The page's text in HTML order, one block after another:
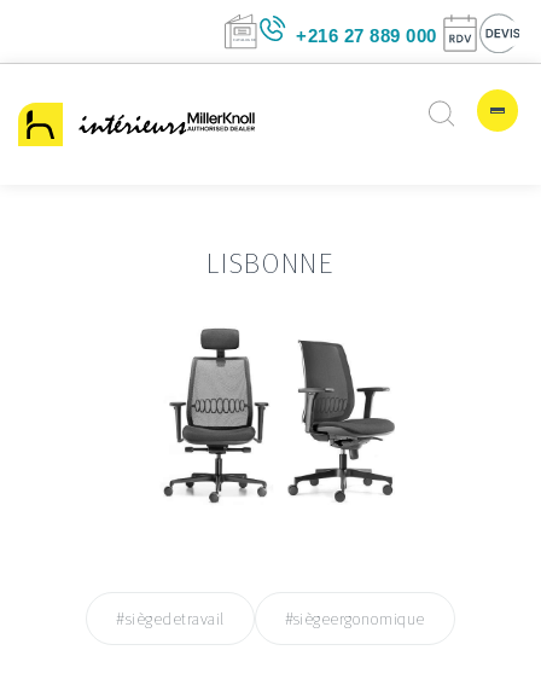
+216 27 889
LISBONNE
#siègedetravail #siègeergonomique